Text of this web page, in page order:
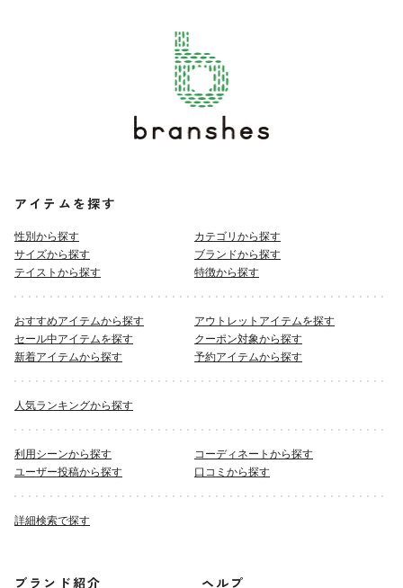
アイテムを探す
性別から探す
カテゴリから探す
サイズから探す
ブランドから探す
テイストから探す
特徴から探す
おすすめアイテムから探す
アウトレットアイテムを探す
セール中アイテムを探す
クーポン対象から探す
新着アイテムから探す
予約アイテムから探す
人気ランキングから探す
利用シーンから探す
コーディネートから探す
ユーザー投稿から探す
口コミから探す
詳細検索で探す
ブランド紹介 ヘルプ